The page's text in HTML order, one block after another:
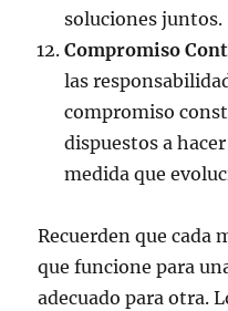
soluciones juntos.
Compromiso
las
compromiso
dispuestos a
medida que
Recuerden que cada
que funcione para
adecuado para otra.